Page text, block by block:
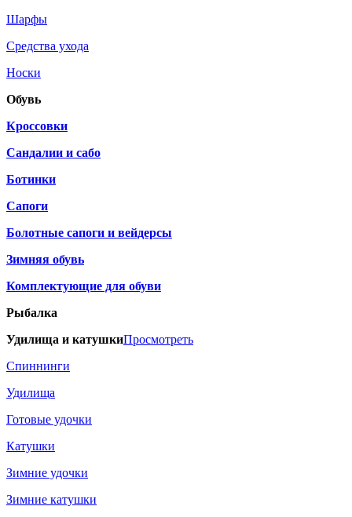
Шарфы
Средства ухода
Носки
Обувь
Кроссовки
Сандалии и сабо
Ботинки
Сапоги
Болотные сапоги и вейдерсы
Зимняя обувь
Комплектующие для обуви
Рыбалка
Удилища и катушкиПросмотреть
Спиннинги
Удилища
Готовые удочки
Катушки
Зимние удочки
Зимние катушки